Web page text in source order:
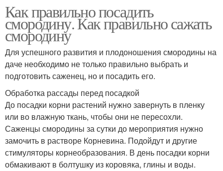
Как правильно посадить
смородину. Как правильно сажать
смородину
Для успешного развития и плодоношения смородины на
даче необходимо не только правильно выбрать и
подготовить саженец, но и посадить его.
Обработка рассады перед посадкой
До посадки корни растений нужно завернуть в пленку
или во влажную ткань, чтобы они не пересохли.
Саженцы смородины за сутки до мероприятия нужно
замочить в растворе Корневина. Подойдут и другие
стимуляторы корнеобразования. В день посадки корни
обмакивают в болтушку из коровяка, глины и воды.